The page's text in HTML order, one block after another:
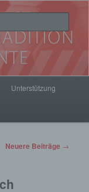
Unterstützung
Neuere Beiträge →